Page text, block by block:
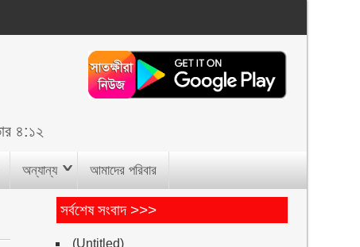
৪:১২
অন্যান্য আমাদের পরিবার
সর্বশেষ সংবাদ >>>
(Untitled)